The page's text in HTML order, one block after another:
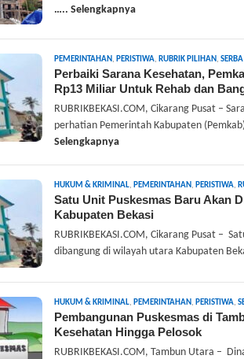
….. Selengkapnya
PEMERINTAHAN, PERISTIWA, RUBRIK PILIHAN, SERBA
Perbaiki Sarana Kesehatan,
Rp13 Miliar Untuk Rehab dan
RUBRIKBEKASI.COM, Cikarang Pusat –
perhatian Pemerintah Kabupaten
Selengkapnya
HUKUM & KRIMINAL, PEMERINTAHAN, PERISTIWA,
Satu Unit Puskesmas Baru Akan
Kabupaten Bekasi
RUBRIKBEKASI.COM, Cikarang Pusat –
dibangung di wilayah utara Kabupaten
HUKUM & KRIMINAL, PEMERINTAHAN, PERISTIWA,
Pembangunan Puskesmas di
Kesehatan Hingga Pelosok
RUBRIKBEKASI.COM, Tambun Utara –